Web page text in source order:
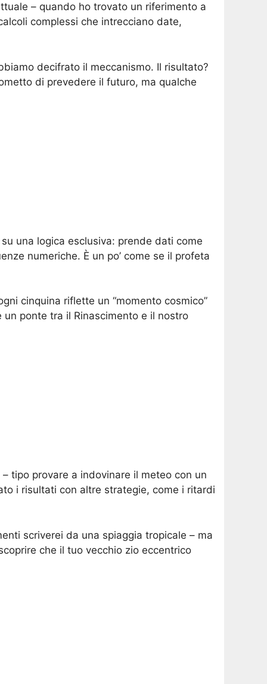
– quando ho trovato un riferimento a
complessi che intrecciano date,
decifrato il meccanismo. Il risultato?
di prevedere il futuro, ma qualche
una logica esclusiva: prende dati come
numeriche. È un po’ come se il profeta
cinquina riflette un “momento cosmico”
ponte tra il Rinascimento e il nostro
tipo provare a indovinare il meteo con un
i risultati con altre strategie, come i ritardi
scriverei da una spiaggia tropicale – ma
che il tuo vecchio zio eccentrico